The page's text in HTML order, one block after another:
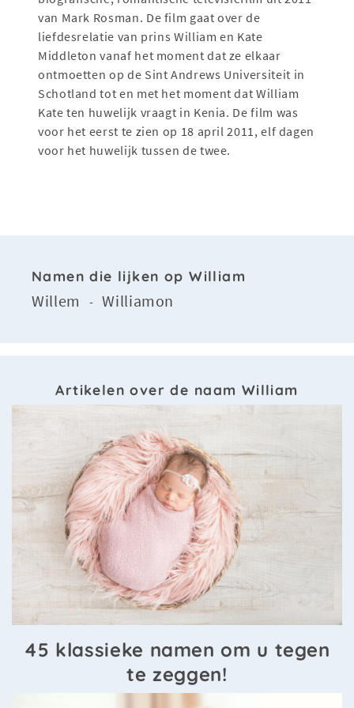
van Mark Rosman. De film gaat over de
liefdesrelatie van prins William en Kate
Middleton vanaf het moment dat ze elkaar
ontmoetten op de Sint Andrews Universiteit in
Schotland tot en met het moment dat William
Kate ten huwelijk vraagt in Kenia. De film was
voor het eerst te zien op 18 april 2011, elf dagen
voor het huwelijk tussen de twee.
Namen die lijken op William
Willem -Williamon
Artikelen over de naam William
45 klassieke namen om u tegen
te zeggen!